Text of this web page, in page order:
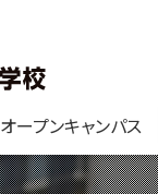
オープンキャンパス